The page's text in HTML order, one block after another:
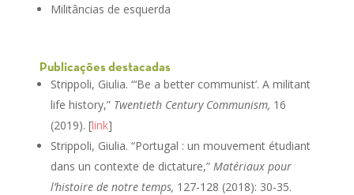
Militâncias de esquerda
Publicações destacadas
Strippoli, Giulia. “‘Be a better communist’. A militant
life history,” Twentieth Century Communism, 16
(2019). [link]
Strippoli, Giulia. “Portugal : un mouvement étudiant
dans un contexte de dictature,” Matériaux pour
l’histoire de notre temps, 127-128 (2018): 30-35.